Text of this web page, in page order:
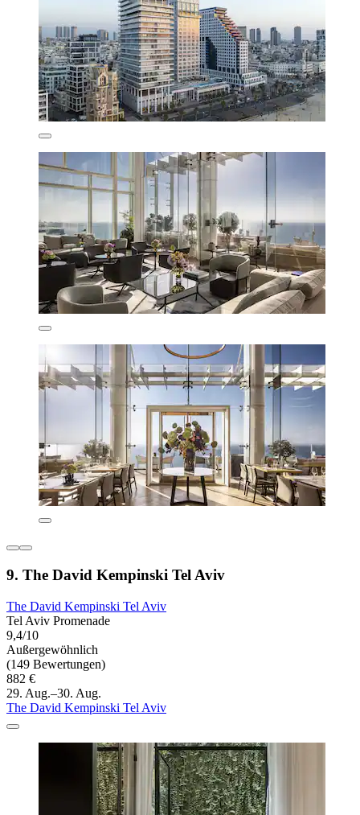
9. The David Kempinski Tel Aviv
The David Kempinski Tel Aviv
Tel Aviv Promenade
9,4/10
Außergewöhnlich
(149 Bewertungen)
882 €
29. Aug.–30. Aug.
The David Kempinski Tel Aviv